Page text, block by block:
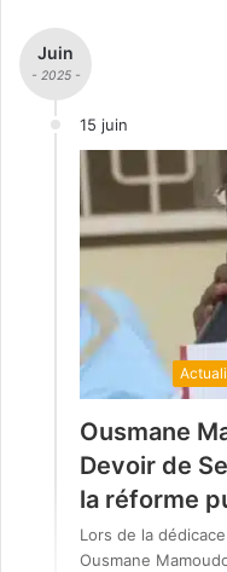
Juin
- 2025 -
15 juin
Ousmane
Devoir de
la réforme
Lors de la
Ousmane